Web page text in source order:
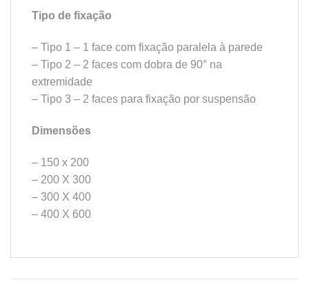
Tipo de fixação
– Tipo 1 – 1 face com fixação paralela à parede
– Tipo 2 – 2 faces com dobra de 90° na
extremidade
– Tipo 3 – 2 faces para fixação por suspensão
Dimensões
– 150 x 200
– 200 X 300
– 300 X 400
– 400 X 600